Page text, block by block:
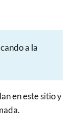
a la
en este sitio y